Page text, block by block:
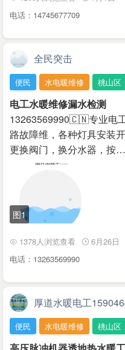
电话：14745677709
全民突击
便民 水电暖维修 桃山区
电工水暖维修漏水检测
13263569990🇨🇳专业电
路故障维，各种灯具安
更换阀门，换分水器，按…
图1
1378人浏览查看 6月26日
电话：13263569990
厚道水暖电工
便民 水电暖维修 桃山区